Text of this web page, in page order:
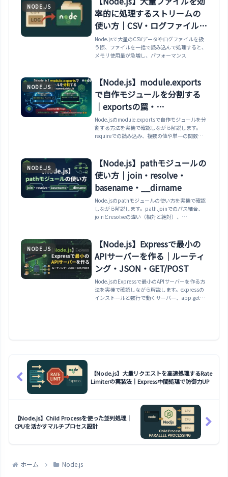
互運用、動的importまで整理します。
NODE.JS
率的に処理するストリームの
使い方｜CSV・ログファイルの
高速読み書き
Node.jsで大量のCSVデータやログファイルを扱
う際、ファイルを一括で読み込んで処理すると、
メモリ使用量が急増し、パフォーマンス
NODE.JS
【Node.js】module.exports
で自作モジュールを分割する
｜exportsの罠・
named/default
Node.jsのmodule.exportsで自作モジュールを分
割する方法を実機で確認しながら解説します。
requireでの読み込み、複数の値や単一の関数の
ッシュ、ESモジュールのexportとの対応まで整
理します。
NODE.JS
【Node.js】pathモジュールの
使い方｜join・resolve・
basename・__dirname
Node.jsのpathモジュールの使い方を実機で確認
しながら解説します。path.joinでのパス結合、
joinとresolveの違い（相対と絶対）、
の作り方、OSの区切り文字とpath.posixまで整
理します。
NODE.JS
【Node.js】Expressで最小の
APIサーバーを作る｜ルーティ
ング・JSON・GET/POST
Node.jsのExpressで最小のAPIサーバーを作る方
法を実機で確認しながら解説します。expressの
インストールと数行で動くサーバー、app.getで
【Node.js】大量リクエストを高速処理するRate
Limiterの実装法｜Express中間処理で防御力UP
【Node.js】Child Processを使った並列処理｜
CPUを活かすマルチプロセス設計
ホーム Node.js